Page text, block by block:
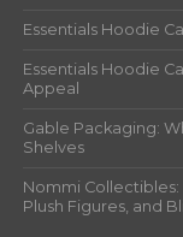
Essentials Hoodie
Essentials Hoodie
Appeal
Gable Packaging:
Shelves
Nommi Collectibles:
Plush Figures, and